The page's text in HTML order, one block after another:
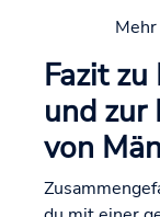
Fazit
und zur
von